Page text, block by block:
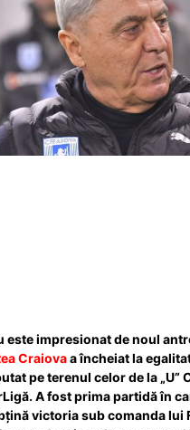
este impresionat de noul
Craiovaa încheiat la
pe terenul celor de la „U”
A fost prima partidă în
victoria sub comanda lui